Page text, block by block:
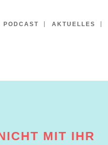
PODCAST AKTUELLES
MIT IHR